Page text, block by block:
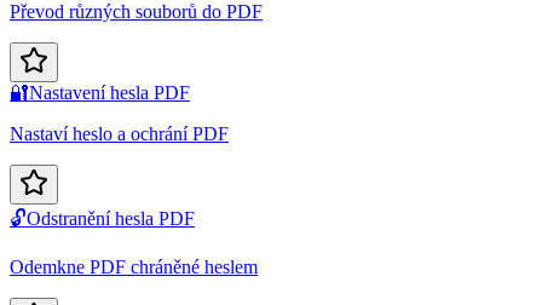
Převod různých souborů do PDF
🔐Nastavení hesla PDF
Nastaví heslo a ochrání PDF
🔓Odstranění hesla PDF
Odemkne PDF chráněné heslem